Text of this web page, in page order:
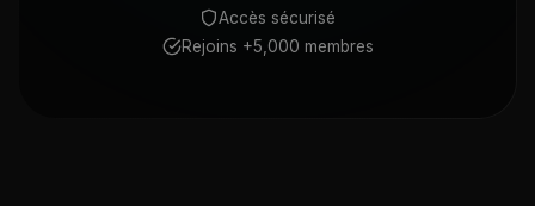
Accès sécurisé
Rejoins +5,000 membres